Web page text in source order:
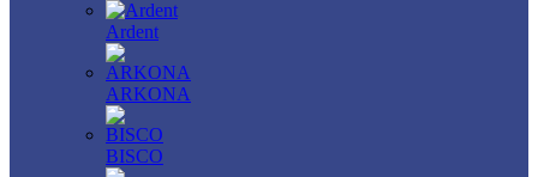
Ardent
ARKONA
BISCO